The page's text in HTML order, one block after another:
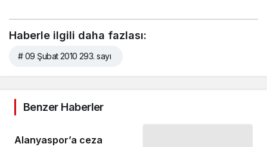
Haberle ilgili daha fazlası:
# 09 Şubat 2010 293. sayı
Benzer Haberler
Alanyaspor’a ceza